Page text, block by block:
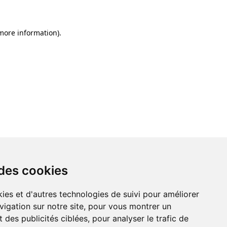
cookies
et d'autres technologies de suivi pour améliorer
sur notre site, pour vous montrer un
des publicités ciblées, pour analyser le trafic de
information).